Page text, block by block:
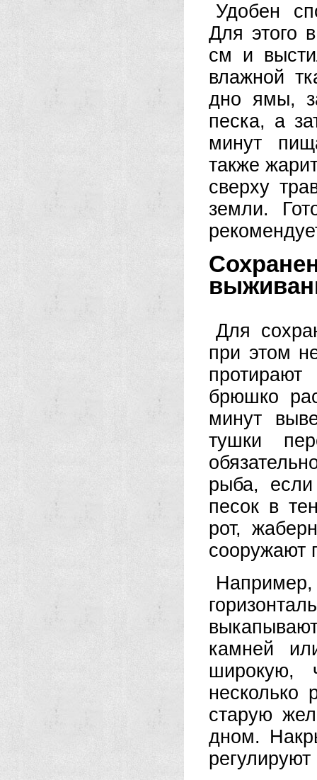
Удобен
Для этого
см и
влажной
дно ямы,
песка, а
минут
также
сверху
земли.
Для
при этом
брюшко
минут
тушки
рыба,
песок в
рот,
сооружают
камней
широкую,
несколько
старую
дном.